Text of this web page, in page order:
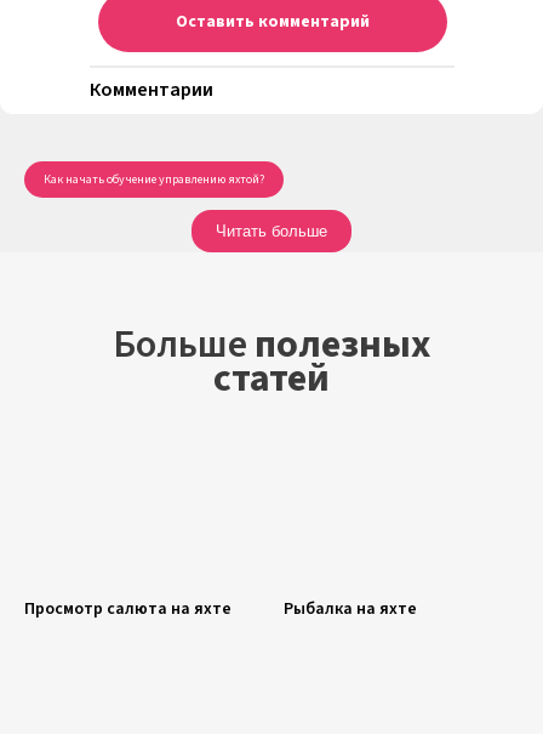
Оставить комментарий
Комментарии
Как начать обучение управлению яхтой?
Основы управления парусной яхтой для новичков
Лучшие тренировочные программы по яхтингу
Где пройти обучение управлению парусной яхтой?
Читать больше
Большеполезных
статей
Просмотр салюта на яхте Рыбалка на яхте